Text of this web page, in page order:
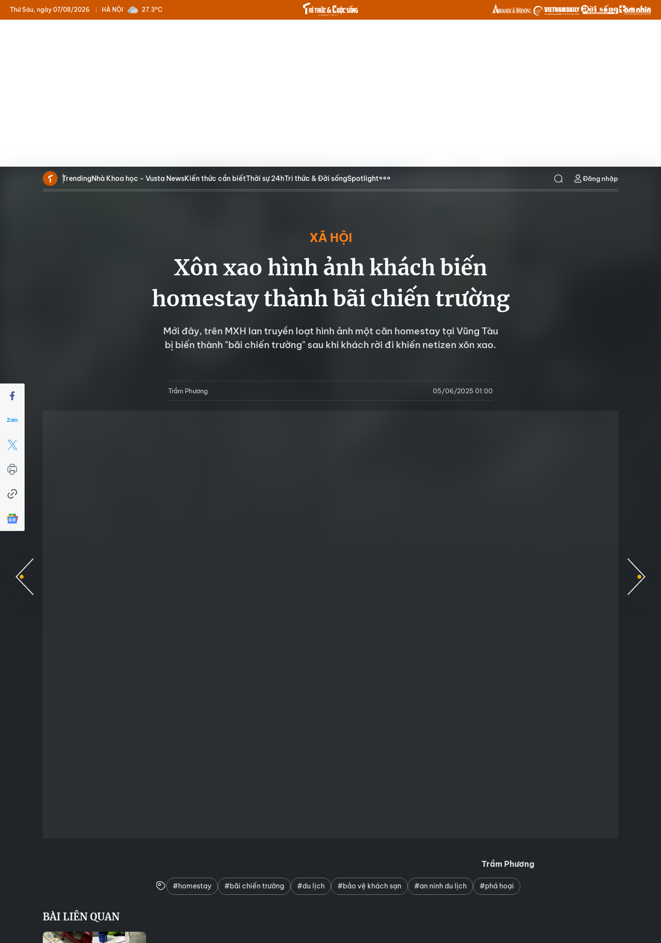
HÀ NỘI
Thứ Sáu, ngày 07/08/2026 27.3°C
TrendingNhà Khoa học - Vusta NewsKiến thức cần biếtThời sự 24hTri thức & Đời sốngSpotlight Đăng nhập
XÃ HỘI
Xôn xao hình ảnh khách biến
homestay thành bãi chiến trường
Mới đây, trên MXH lan truyền loạt hình ảnh một căn homestay tại Vũng Tàu
bị biến thành "bãi chiến trường" sau khi khách rời đi khiến netizen xôn xao.
Trầm Phương 05/06/2025 01:00
Trầm Phương
#homestay #bãi chiến trường #du lịch #bảo vệ khách sạn #an ninh du lịch #phá hoại
BÀI LIÊN QUAN